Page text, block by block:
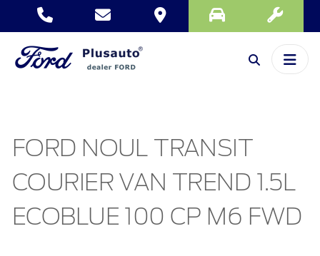
FORD NOUL TRANSIT
COURIER VAN TREND 1.5L
ECOBLUE 100 CP M6 FWD